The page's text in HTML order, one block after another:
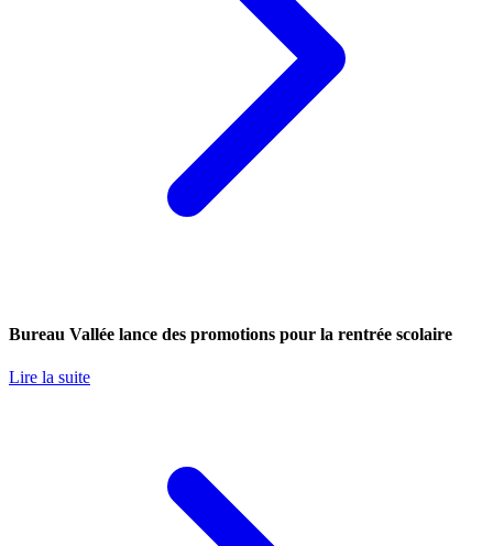
Bureau Vallée lance des promotions pour la rentrée scolaire
Lire la suite